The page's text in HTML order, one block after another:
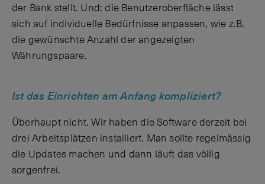
der Bank stellt. Und: die Benutzeroberfläche lässt
sich auf individuelle Bedürfnisse anpassen, wie z.B.
die gewünschte Anzahl der angezeigten
Währungspaare.
Ist das Einrichten am Anfang kompliziert?
Überhaupt nicht. Wir haben die Software derzeit bei
drei Arbeitsplätzen installiert. Man sollte regelmässig
die Updates machen und dann läuft das völlig
sorgenfrei.